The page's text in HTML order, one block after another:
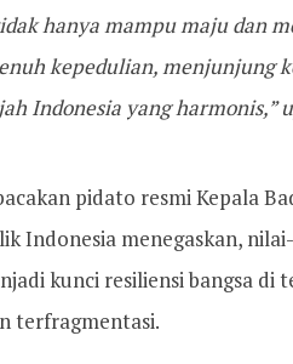
hanya mampu maju dan
kepedulian, menjunjung
Indonesia yang harmonis,”
pidato resmi Kepala
Indonesia menegaskan,
kunci resiliensi bangsa di
terfragmentasi.